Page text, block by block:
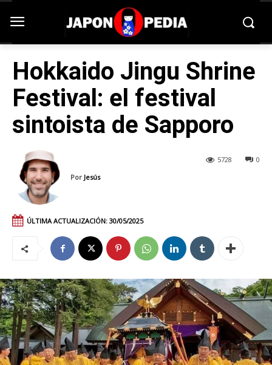
Hokkaido Jingu Shrine
Festival: el festival
sintoista de Sapporo
0
5728
Por Jesús
ÚLTIMA ACTUALIZACIÓN: 30/05/2025